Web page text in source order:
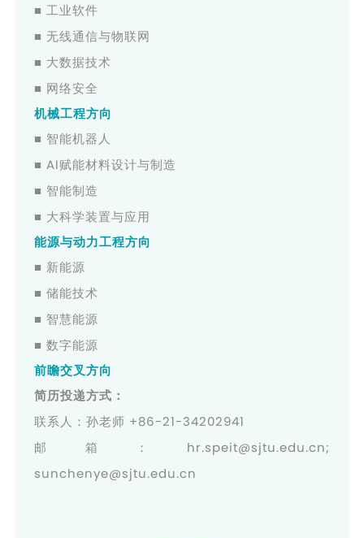
■ 工业软件
■ 无线通信与物联网
■ 大数据技术
■ 网络安全
机械工程方向
■ 智能机器人
■ AI赋能材料设计与制造
■ 智能制造
■ 大科学装置与应用
能源与动力工程方向
■ 新能源
■ 储能技术
■ 智慧能源
■ 数字能源
前瞻交叉方向
简历投递方式：
联系人：孙老师 +86-21-34202941
邮箱：hr.speit@sjtu.edu.cn;
sunchenye@sjtu.edu.cn